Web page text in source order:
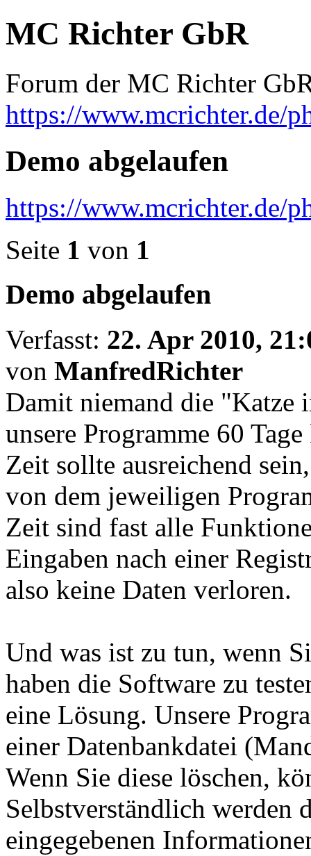
MC Richter GbR
Forum der MC Richter
https://www.mcrichter.de/
Demo abgelaufen
https://www.mcrichter.de/
Seite 1 von 1
Demo abgelaufen
Verfasst: 22. Apr 2010,
von ManfredRichter
Damit niemand die "Katze
unsere Programme 60
Zeit sollte ausreichend
von dem jeweiligen
Zeit sind fast alle
Eingaben nach einer
also keine Daten verloren.
Und was ist zu tun, wenn
haben die Software zu
eine Lösung. Unsere
einer Datenbankdatei
Wenn Sie diese löschen,
Selbstverständlich werden
eingegebenen